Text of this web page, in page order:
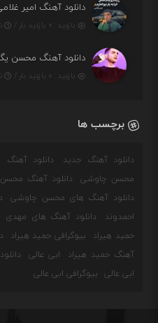
بازدید : ۰ بازدید بار /
بازدید : ۰ بازدید بار /
برچسب ها
دانلود آهنگ جدید دانلود آهنگ
محسن چاوشی
دانلود آهنگ
دانلود آهنگ های محسن چاوشی
احمدوند
دانلود آهنگ های مهدی
حمید هیراد
بیوگرافی حمید هیراد
آهنگ حمید هیراد
ابی عالی
ابی عالی
بیوگرافی ابی عالی